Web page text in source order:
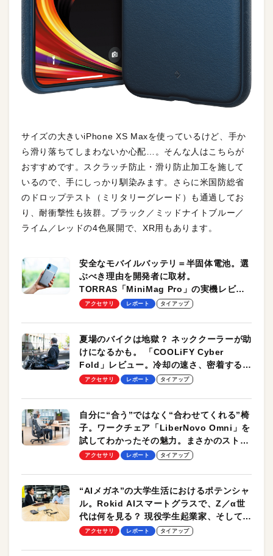
サイズの大きいiPhone XS Maxを使っているけど、手か
ら滑り落ちてしまわないか心配…。そんな人はこちらが
おすすめです。スクラッチ防止・滑り防止加工を施して
いるので、手にしっかり馴染みます。さらに米国防総省
のドロップテスト（ミリタリーグレード）も通過してお
り、耐衝撃性も抜群。ブラック／ミッドナイトブルー／
ライム／レッドの4色展開で、XR用もあります。
安全なモバイルバッテリ＝半固体電池。選
ぶべき理由を開発者に取材。
TORRAS「MiniMag Pro」の実機レビュ
ーも
アクセサリ レポート タイアップ
夏場のバイクは地獄？ ネッククーラーが助
けになるかも。 「COOLiFY Cyber
Fold」レビュー。冷却の速さ、密着する冷
却プレート、シンプルな操作性がグッド！
アクセサリ レポート タイアップ
自分に“合う”ではなく“合わせてくれる”椅
子。ワークチェア「LiberNovo Omni」を
試してわかったその魅力。まさかのストレ
ッチ機能も搭載
アクセサリ レポート タイアップ
“AIメガネ”の大学生活におけるポテンシャ
ル。Rokid AIスマートグラスで、Z／α世
代は何を見る？ 現役学生起業家、そして教
授による体験会レポート【PR】
アクセサリ レポート タイアップ